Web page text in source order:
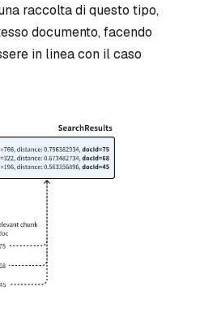
raccolta di questo tipo,
documento, facendo
in linea con il caso